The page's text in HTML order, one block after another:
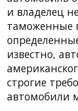
и владелец
таможенные
известно,
строгие
автомобили